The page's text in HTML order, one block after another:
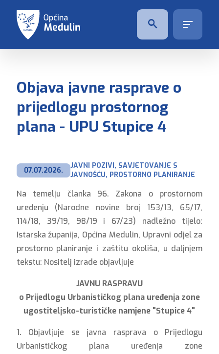
Objava javne rasprave o
prijedlogu prostornog
plana - UPU Stupice 4
07.07.2026.
JAVNI POZIVI, SAVJETOVANJE S
JAVNOŠĆU, PROSTORNO PLANIRANJE
Na temelju članka 96. Zakona o prostornom
uređenju (Narodne novine broj 153/13, 65/17,
114/18, 39/19, 98/19 i 67/23) nadležno tijelo:
Istarska županija, Općina Medulin, Upravni odjel za
prostorno planiranje i zaštitu okoliša, u daljnjem
tekstu: Nositelj izrade objavljuje
JAVNU RASPRAVU
o Prijedlogu Urbanističkog plana uređenja zone
ugostiteljsko-turističke namjene "Stupice 4"
1. Objavljuje se javna rasprava o Prijedlogu
Urbanističkog plana uređenja zone